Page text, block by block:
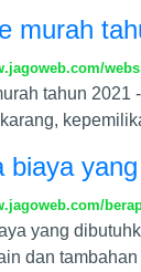
murah
tahun 2021
biaya
yang
dan